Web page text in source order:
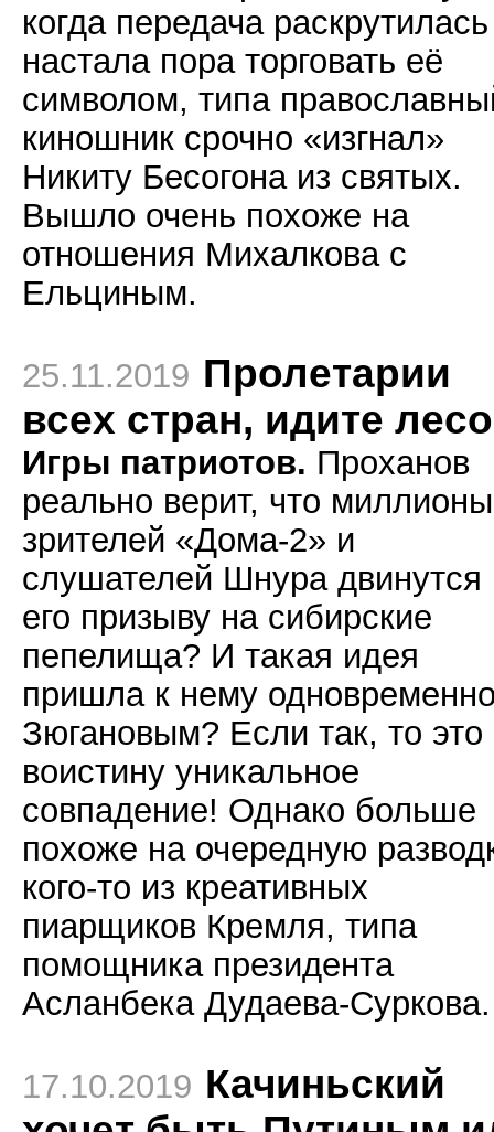
когда передача
настала пора торговать её
символом, типа
киношник срочно «изгнал»
Никиту Бесогона из святых.
Вышло очень похоже на
отношения Михалкова с
Ельциным.
25.11.2019 Пролетарии
всех стран, идите
Игры патриотов. Проханов
реально верит, что миллионы
зрителей «Дома-2» и
слушателей Шнура двинутся
его призыву на сибирские
пепелища? И такая идея
пришла к нему
Зюгановым? Если так, то это
воистину уникальное
совпадение! Однако больше
похоже на очередную
кого-то из креативных
пиарщиков Кремля, типа
помощника президента
Асланбека Дудаева-Суркова.
17.10.2019 Качиньский